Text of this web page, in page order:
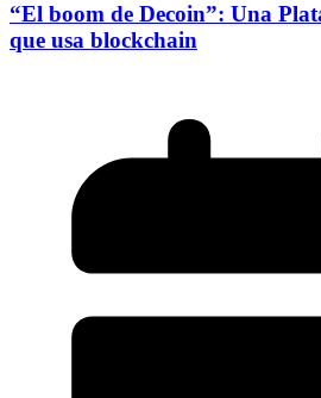
“El boom de Decoin”: Una
que usa blockchain